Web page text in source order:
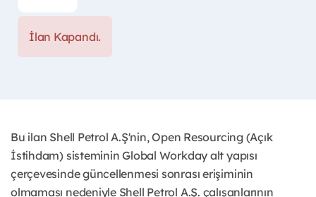
İlan Kapandı.
Bu ilan Shell Petrol A.Ş'nin, Open Resourcing (Açık
İstihdam) sisteminin Global Workday alt yapısı
çerçevesinde güncellenmesi sonrası erişiminin
olmaması nedeniyle Shell Petrol A.Ş. çalışanlarının